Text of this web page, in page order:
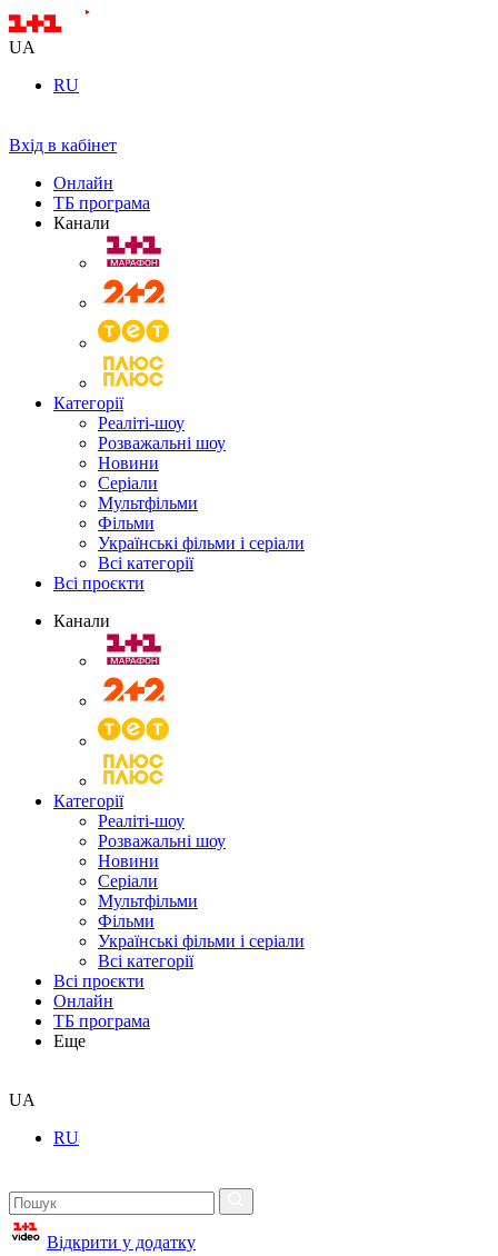
UA
RU
Вхід в кабінет
Онлайн
ТБ програма
Канали
Категорії
Реаліті-шоу
Розважальні шоу
Новини
Серіали
Мультфільми
Фільми
Українські фільми і серіали
Всі категорії
Всі проєкти
Канали
Категорії
Реаліті-шоу
Розважальні шоу
Новини
Серіали
Мультфільми
Фільми
Українські фільми і серіали
Всі категорії
Всі проєкти
Онлайн
ТБ програма
Еще
UA
RU
Відкрити у додатку